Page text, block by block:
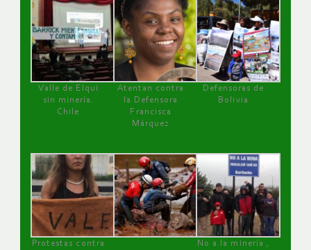
Valle de Elqui
sin minería.
Chile
Atentan contra
la Defensora
Francisca
Márquez
Defensoras de
Bolivia
Protestas contra
No a la minería ,